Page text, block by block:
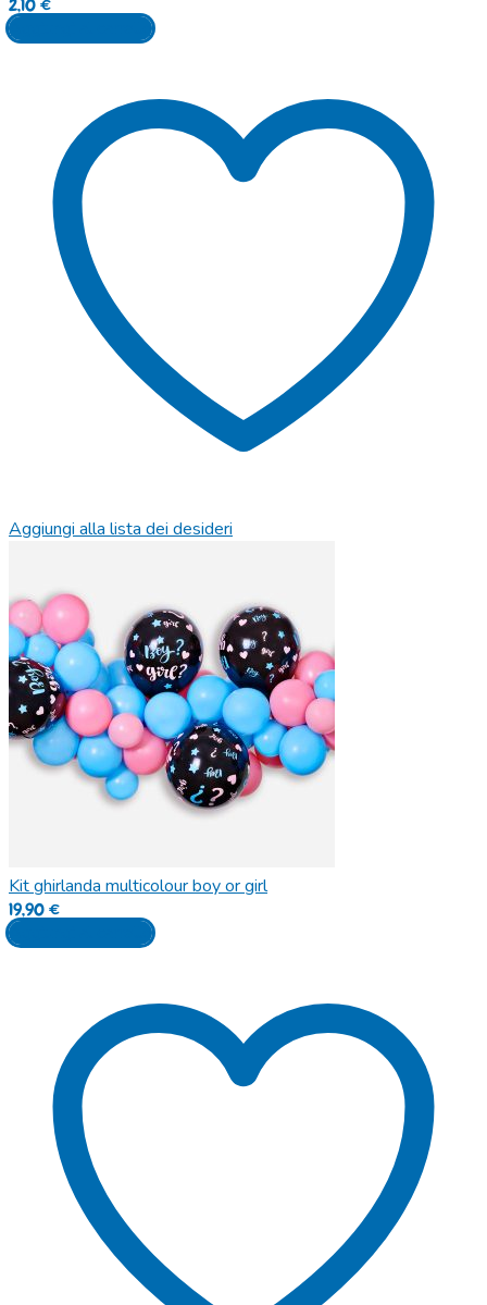
Aggiungi al carrello
Aggiungi alla lista dei desideri
Kit ghirlanda multicolour boy or girl
19,90€
Aggiungi al carrello